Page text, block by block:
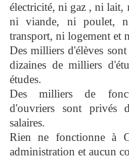
électricité, ni gaz , ni
ni viande, ni poulet,
transport, ni logement et
Des milliers d'élèves
dizaines de milliers
études.
Des milliers de
d'ouvriers sont privés
salaires.
Rien ne fonctionne à
administration et aucun